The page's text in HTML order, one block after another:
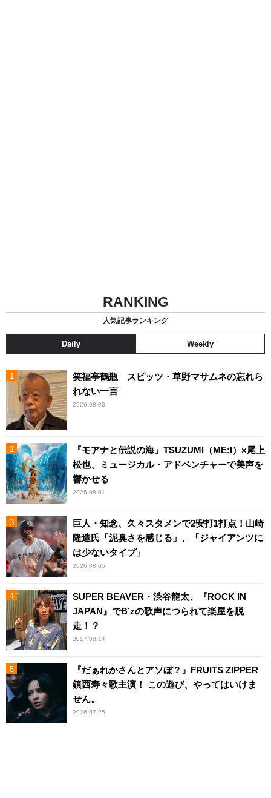
RANKING
人気記事ランキング
Daily Weekly
笑福亭鶴瓶 スピッツ・草野マサムネの忘れら
れない一言
2026.08.03
『モアナと伝説の海』TSUZUMI（ME:I）×尾上
松也、ミュージカル・アドベンチャーで美声を
響かせる
2026.08.01
巨人・知念、久々スタメンで2安打1打点！山崎
隆造氏「泥臭さを感じる」、「ジャイアンツに
は少ないタイプ」
2026.08.05
SUPER BEAVER・渋谷龍太、『ROCK IN
JAPAN』でB’zの歌声につられて楽屋を脱
走！？
2017.08.14
『だぁれかさんとアソぼ？』FRUITS ZIPPER
鎮西寿々歌主演！ この遊び、やってはいけま
せん。
2026.07.25